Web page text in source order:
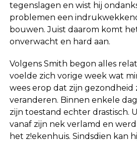
tegenslagen en wist hij
problemen een
bouwen. Juist daarom komt
onverwacht en hard aan.
Volgens Smith begon alles
voelde zich vorige week wat
wees erop dat zijn gezondheid
veranderen. Binnen enkele
zijn toestand echter drastisch.
vanaf zijn nek verlamd en
het z!ekenhuis. Sindsdien kan